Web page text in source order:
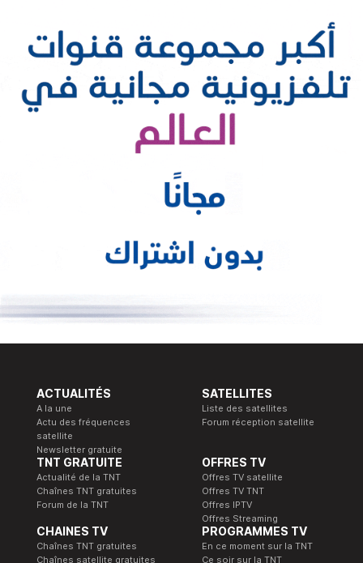
ACTUALITÉS
A la une
Actu des fréquences
satellite
Newsletter gratuite
SATELLITES
Liste des satellites
Forum réception satellite
TNT GRATUITE
Actualité de la TNT
Chaînes TNT gratuites
Forum de la TNT
OFFRES TV
Offres TV satellite
Offres TV TNT
Offres IPTV
Offres Streaming
CHAINES TV
Chaînes TNT gratuites
Chaînes satellite gratuites
PROGRAMMES TV
En ce moment sur la TNT
Ce soir sur la TNT